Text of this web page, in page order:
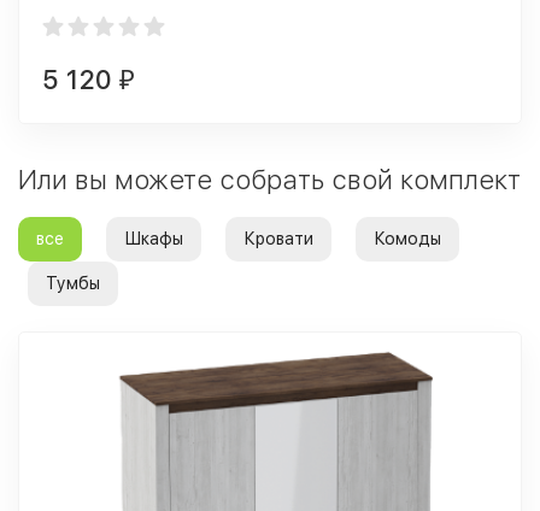
5 120 ₽
Или вы можете собрать свой комплект
все Шкафы Кровати Комоды
Тумбы